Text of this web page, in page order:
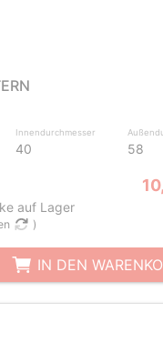
Innendurchmesser
40 58
auf Lager
)
IN DEN